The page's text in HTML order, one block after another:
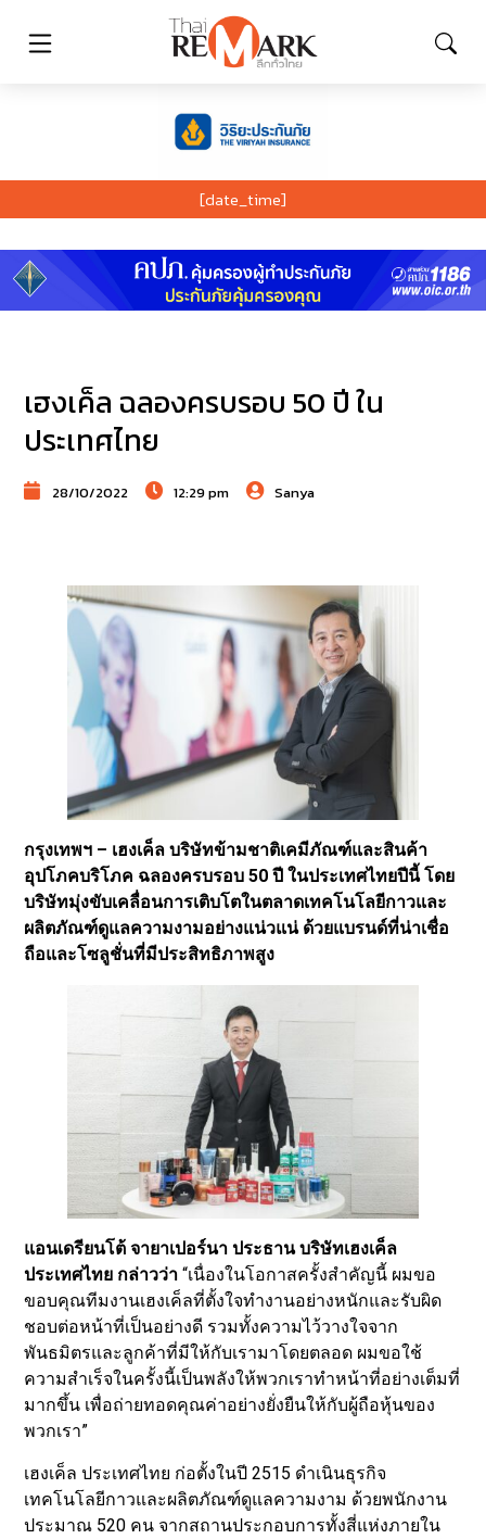
[date_time]
เฮงเค็ล ฉลองครบรอบ 50 ปี ใน
ประเทศไทย
28/10/2022 12:29 pm Sanya
กรุงเทพฯ – เฮงเค็ล บริษัทข้ามชาติเคมีภัณฑ์และสินค้า
อุปโภคบริโภค ฉลองครบรอบ 50 ปี ในประเทศไทยปีนี้ โดย
บริษัทมุ่งขับเคลื่อนการเติบโตในตลาดเทคโนโลยีกาวและ
ผลิตภัณฑ์ดูแลความงามอย่างแน่วแน่ ด้วยแบรนด์ที่น่าเชื่อ
ถือและโซลูชั่นที่มีประสิทธิภาพสูง
แอนเดรียนโต้ จายาเปอร์นา ประธานบริษัทเฮงเค็ล
ประเทศไทย กล่าวว่า “เนื่องในโอกาสครั้งสำคัญนี้ ผมขอ
ขอบคุณทีมงานเฮงเค็ลที่ตั้งใจทำงานอย่างหนักและรับผิด
ชอบต่อหน้าที่เป็นอย่างดี รวมทั้งความไว้วางใจจาก
พันธมิตรและลูกค้าที่มีให้กับเรามาโดยตลอด ผมขอใช้
ความสำเร็จในครั้งนี้เป็นพลังให้พวกเราทำหน้าที่อย่างเต็มที่
มากขึ้น เพื่อถ่ายทอดคุณค่าอย่างยั่งยืนให้กับผู้ถือหุ้นของ
พวกเรา”
เฮงเค็ล ประเทศไทย ก่อตั้งในปี 2515 ดำเนินธุรกิจ
เทคโนโลยีกาวและผลิตภัณฑ์ดูแลความงาม ด้วยพนักงาน
ประมาณ 520 คน จากสถานประกอบการทั้งสี่แห่งภายใน